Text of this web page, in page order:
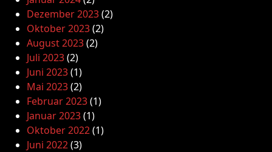
Dezember 2023(2)
Oktober 2023(2)
August 2023(2)
Juli 2023(2)
Juni 2023(1)
Mai 2023(2)
Februar 2023(1)
Januar 2023(1)
Oktober 2022(1)
Juni 2022(3)